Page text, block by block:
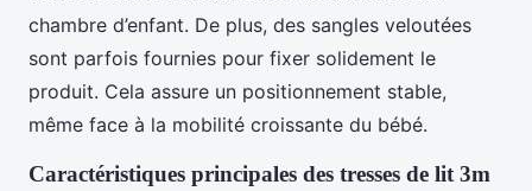
chambre d’enfant. De plus, des sangles veloutées
sont parfois fournies pour fixer solidement le
produit. Cela assure un positionnement stable,
même face à la mobilité croissante du bébé.
Caractéristiques principales des tresses de lit 3m